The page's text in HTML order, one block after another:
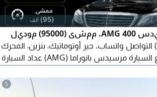
يقدم لكم مرسيدس 400 AMG. ممشى (95000) موديل
(2015) سعر (50000) التواصل واتساب. جير أوتوماتيك، بنزين، المحرك
شبه وكالة، مخزن. نوع السيارة مرسيدس بانوراما (AMG) عداد السيارة
5